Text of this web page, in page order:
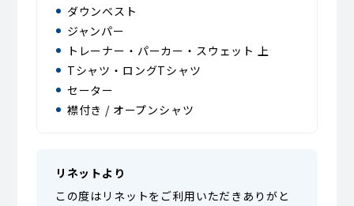
ダウンベスト
ジャンパー
トレーナー・パーカー・スウェット 上
Tシャツ・ロングTシャツ
セーター
襟付き / オープンシャツ
リネットより
この度はリネットをご利用いただきありがと